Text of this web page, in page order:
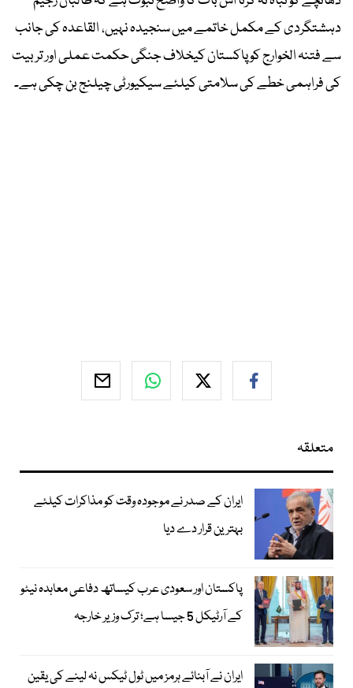
دہشتگردی کے مکمل خاتمے میں سنجیدہ نہیں، القاعدہ کی جانب
سے فتنہ الخوارج کو پاکستان کیخلاف جنگی حکمت عملی اور تربیت
کی فراہمی خطے کی سلامتی کیلئے سیکیورٹی چیلنج بن چکی ہے۔
متعلقہ
ایران کے صدر نے موجودہ وقت کو مذاکرات کیلئے
بہترین قرار دے دیا
پاکستان اور سعودی عرب کیساتھ دفاعی معاہدہ نیٹو
کے آرٹیکل 5 جیسا ہے؛ ترک وزیر خارجہ
ایران نے آبنائے ہرمز میں ٹول ٹیکس نہ لینے کی یقین